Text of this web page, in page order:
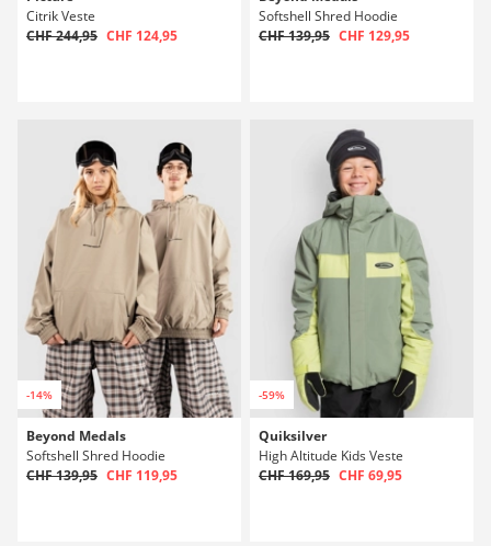
Citrik Veste
CHF 244,95 CHF 124,95
Softshell Shred Hoodie
CHF 139,95 CHF 129,95
-14%
Beyond Medals
Softshell Shred Hoodie
CHF 139,95 CHF 119,95
-59%
Quiksilver
High Altitude Kids Veste
CHF 169,95 CHF 69,95